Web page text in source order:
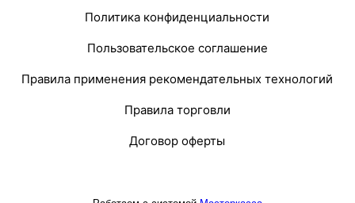
Политика конфиденциальности
Пользовательское соглашение
Правила применения рекомендательных технологий
Правила торговли
Договор оферты